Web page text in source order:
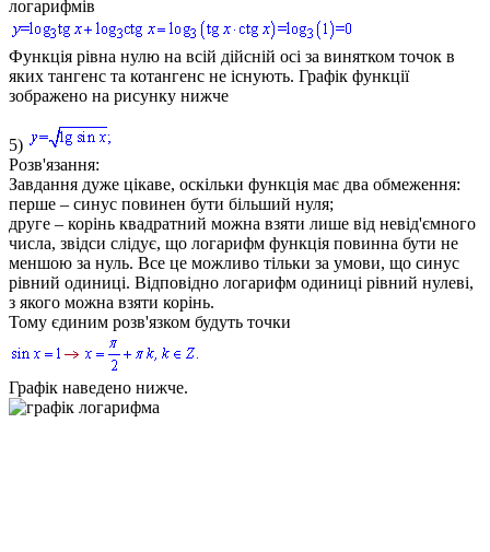
логарифмів
Функція рівна нулю на всій дійсній осі за винятком точок в
яких тангенс та котангенс не існують. Графік функції
зображено на рисунку нижче
5)
Розв'язання:
Завдання дуже цікаве, оскільки функція має два обмеження:
перше – синус повинен бути більший нуля;
друге – корінь квадратний можна взяти лише від невід'ємного
числа, звідси слідує, що логарифм функція повинна бути не
меншою за нуль. Все це можливо тільки за умови, що синус
рівний одиниці. Відповідно логарифм одиниці рівний нулеві,
з якого можна взяти корінь.
Тому єдиним розв'язком будуть точки
Графік наведено нижче.